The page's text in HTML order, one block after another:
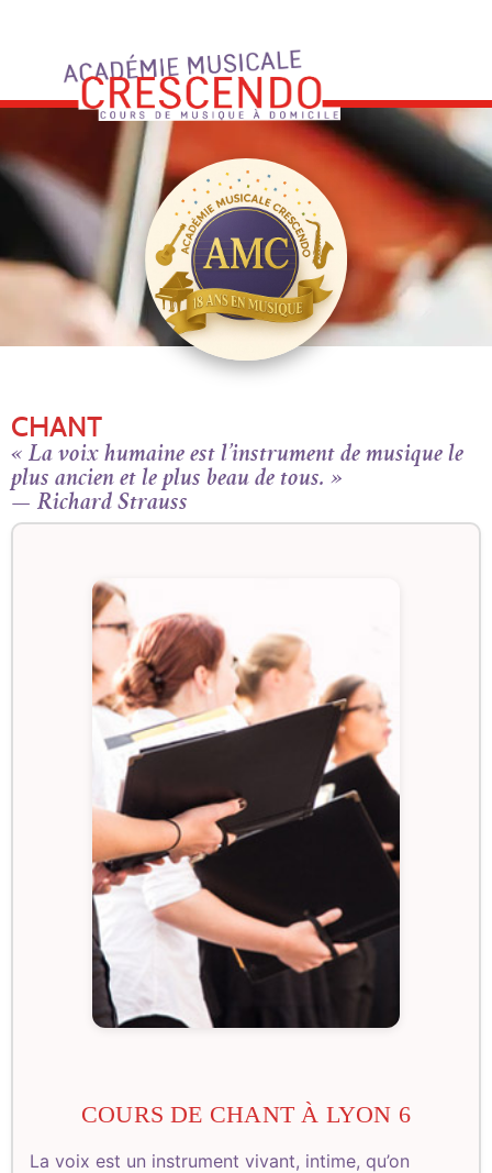
CHANT
« La voix humaine est l’instrument de musique le
plus ancien et le plus beau de tous. »
— Richard Strauss
COURS DE CHANT À LYON 6
La voix est un instrument vivant, intime, qu’on